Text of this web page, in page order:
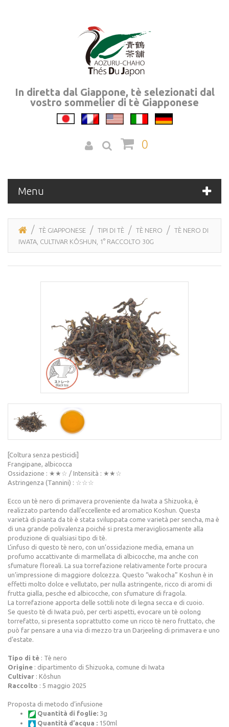
In diretta dal Giappone, tè selezionati dal
vostro sommelier di tè Giapponese
0
Menu
TÈ GIAPPONESE TIPI DI TÈ TÈ NERO
TÈ NERO DI
IWATA, CULTIVAR KÔSHUN, 1° RACCOLTO 30G
[Coltura senza pesticidi]
Frangipane, albicocca
Ossidazione : ★★☆ / Intensità : ★★☆
Astringenza (Tannini) : ☆☆☆
Ecco un tè nero di primavera proveniente da Iwata a Shizuoka, è
realizzato partendo dall’eccellente ed aromatico Koshun. Questa
varietà di pianta da tè è stata sviluppata come varietà per sencha, ma è
di una grande polivalenza poiché si presta meravigliosamente alla
produzione di qualsiasi tipo di tè.
L’infuso di questo tè nero, con un’ossidazione media, emana un
profumo accattivante di marmellata di albicocche, ma anche con
sfumature floreali. La sua torrefazione relativamente forte procura
un’impressione di maggiore dolcezza. Questo “wakocha” Koshun è in
effetti molto dolce e vellutato, per nulla astringente, ricco di aromi di
frutta gialla, pesche ed albicocche, con sfumature di fragola.
La torrefazione apporta delle sottili note di legna secca e di cuoio.
Se questo tè di Iwata può, per certi aspetti, evocare un tè oolong
torrefatto, si presenta soprattutto come un ricco tè nero fruttato, che
può far pensare a una via di mezzo tra un Darjeeling di primavera e uno
d’estate.
Tipo di tè : Tè nero
Origine : dipartimento di Shizuoka, comune di Iwata
Cultivar : Kôshun
Raccolto : 5 maggio 2025
Proposta di metodo d’infusione
Quantità di foglie: 3g
Quantità d’acqua : 150ml